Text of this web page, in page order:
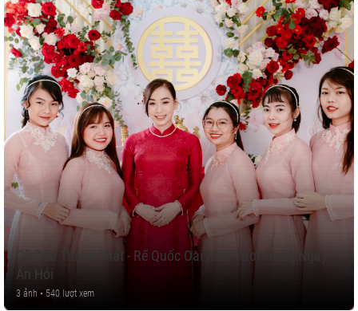
Cô Dâu Thạch Thất - Rể Quốc Oai Xinh Tươi Trong Ngày
Ăn Hỏi
3 ảnh • 540 lượt xem